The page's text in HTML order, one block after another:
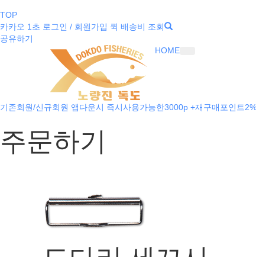
TOP
카카오 1초 로그인 / 회원가입 퀵 배송비 조회
공유하기
HOME
기존회원/신규회원 앱다운시 즉시사용가능한3000p +재구매포인트
주문하기